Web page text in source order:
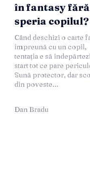
în fantasy fără
speria copilul?
Când deschizi o carte
împreună cu un copil,
tentația e să
start tot ce pare
Sună protector, dar
din poveste...
Dan Bradu